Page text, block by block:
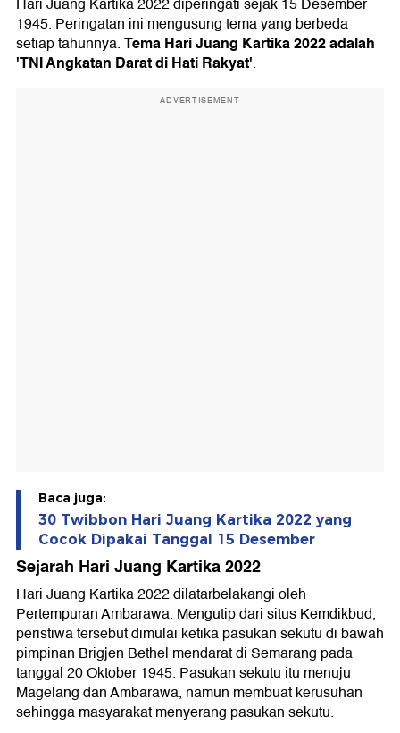
1945. Peringatan ini mengusung tema yang berbeda
setiap tahunnya.Tema Hari Juang Kartika 2022 adalah
'TNI Angkatan Darat di Hati Rakyat'.
ADVERTISEMENT
Baca juga:
30 Twibbon Hari Juang Kartika 2022 yang
Cocok Dipakai Tanggal 15 Desember
Sejarah Hari Juang Kartika 2022
Hari Juang Kartika 2022 dilatarbelakangi oleh
Pertempuran Ambarawa. Mengutip dari situs Kemdikbud,
peristiwa tersebut dimulai ketika pasukan sekutu di bawah
pimpinan Brigjen Bethel mendarat di Semarang pada
tanggal 20 Oktober 1945. Pasukan sekutu itu menuju
Magelang dan Ambarawa, namun membuat kerusuhan
sehingga masyarakat menyerang pasukan sekutu.